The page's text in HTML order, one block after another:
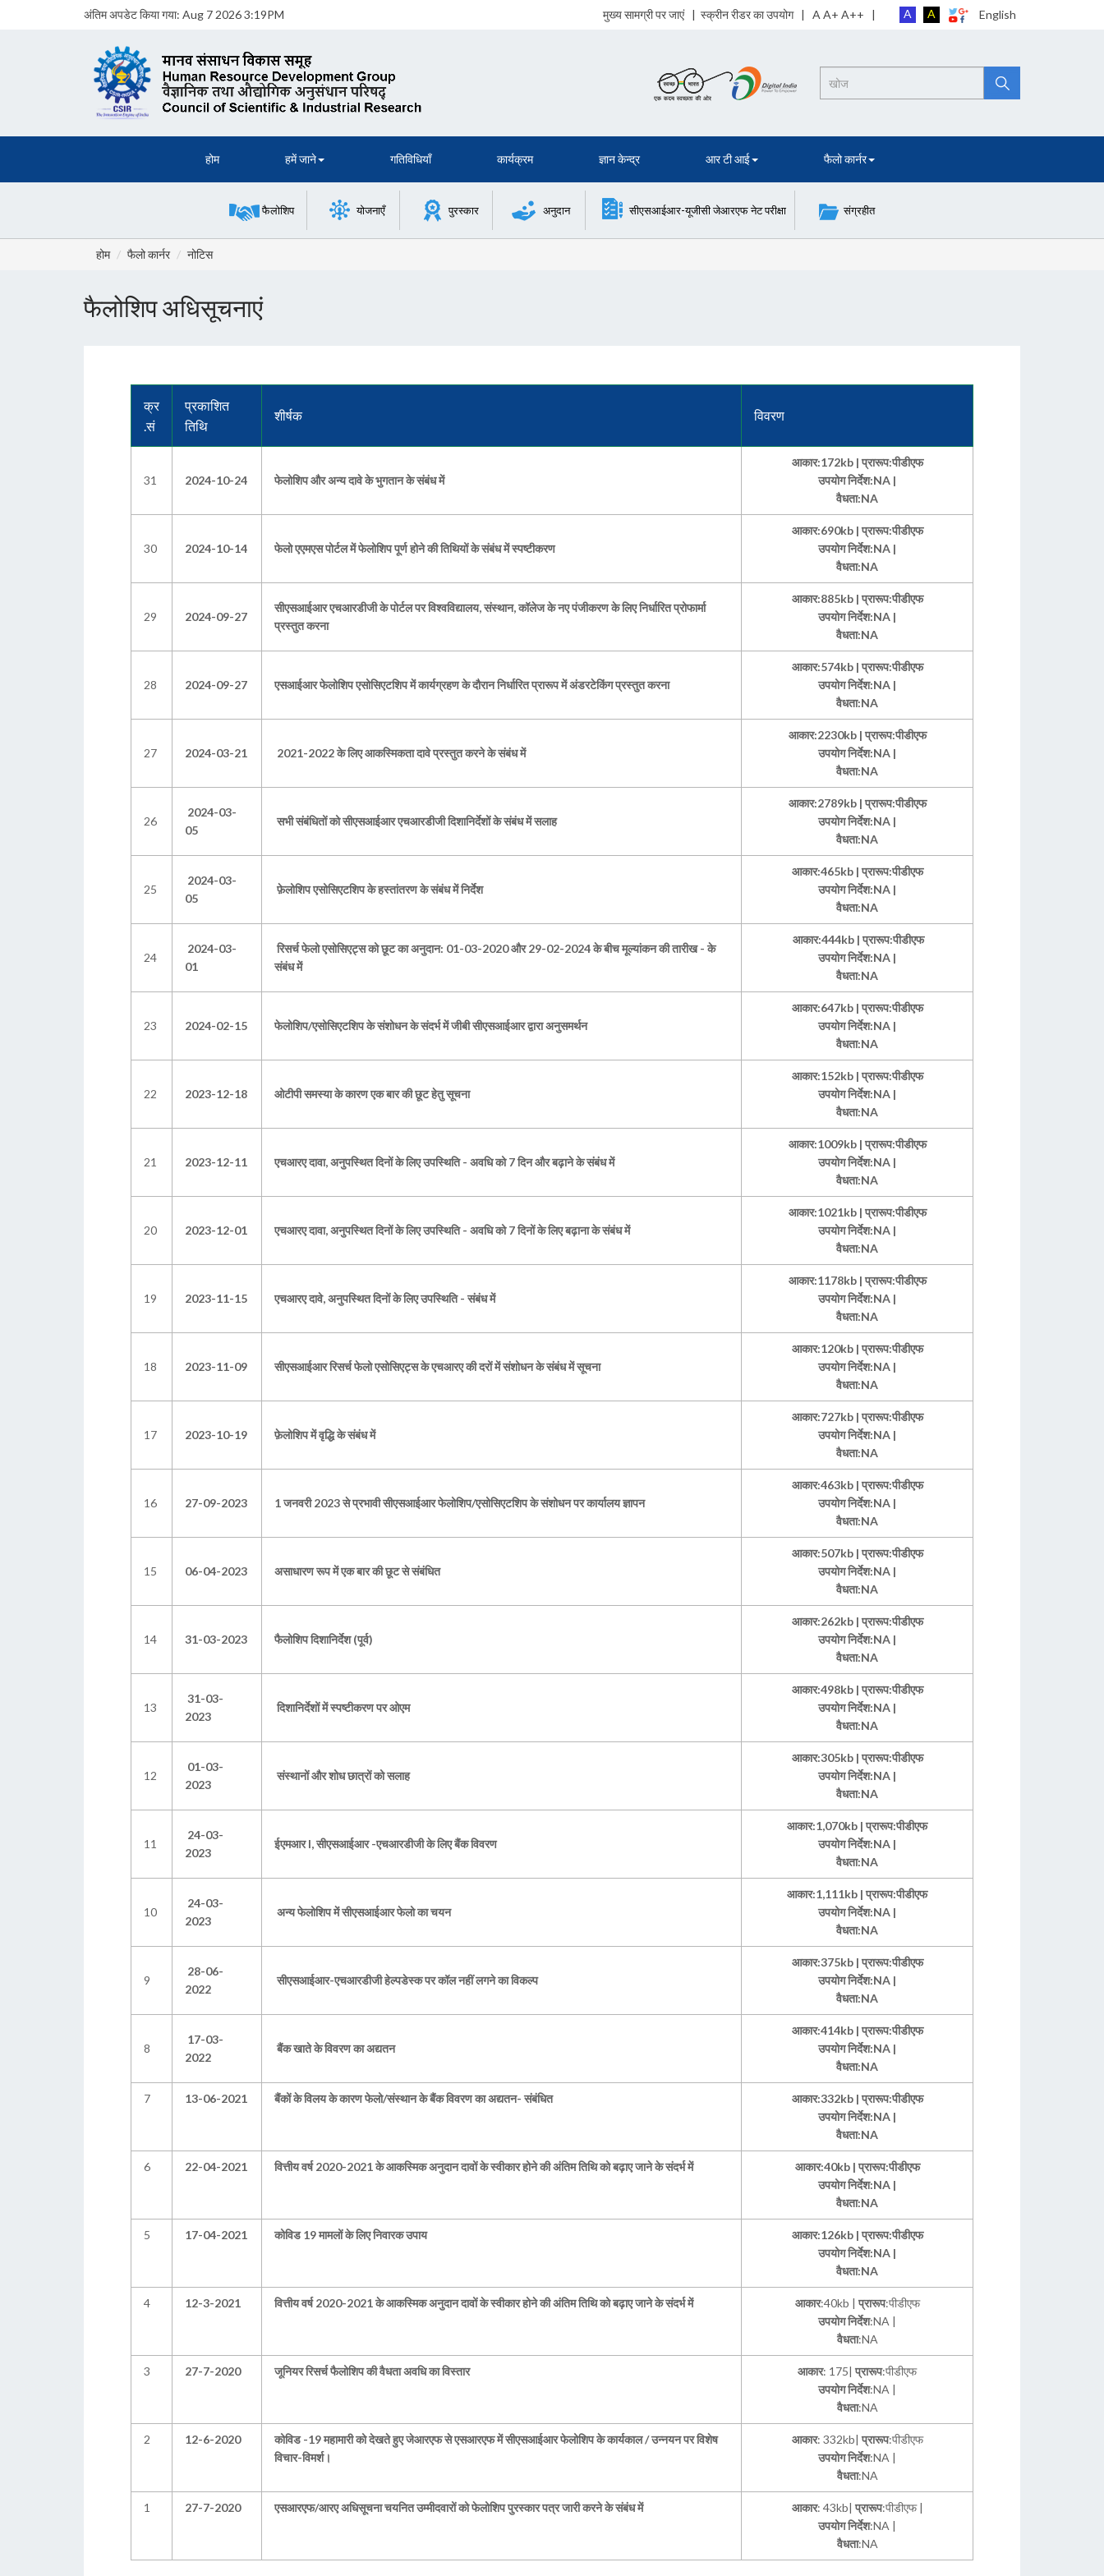
अंतिम अपडेट किया गया: Aug 7 2026 3:19PM मुख्य सामग्री पर जाएं| स्क्रीन रीडर का उपयोग| A A+ A++ | A A English
Search
होम हमें जाने गतिविधियाँ कार्यक्रम ज्ञान केन्द्र आर टी आई फैलो कार्नर
फैलोशिप योजनाएँ पुरस्कार अनुदान सीएसआईआर-यूजीसी जेआरएफ नेट परीक्षा संग्रहीत
होम फैलो कार्नर नोटिस
फैलोशिप अधिसूचनाएं
क्र
.सं
प्रकाशित
तिथि
शीर्षक विवरण
31 2024-10-24 फेलोशिप और अन्य दावे के भुगतान के संबंध में
आकार:172kb | प्रारूप:पीडीएफ
उपयोग निर्देश:NA |
वैधता:NA
30 2024-10-14 फेलो एएमएस पोर्टल में फेलोशिप पूर्ण होने की तिथियों के संबंध में स्पष्टीकरण
आकार:690kb | प्रारूप:पीडीएफ
उपयोग निर्देश:NA |
वैधता:NA
29 2024-09-27
सीएसआईआर एचआरडीजी के पोर्टल पर विश्वविद्यालय, संस्थान, कॉलेज के नए पंजीकरण के लिए निर्धारित प्रोफार्मा
प्रस्तुत करना
आकार:885kb | प्रारूप:पीडीएफ
उपयोग निर्देश:NA |
वैधता:NA
28 2024-09-27 एसआईआर फेलोशिप एसोसिएटशिप में कार्यग्रहण के दौरान निर्धारित प्रारूप में अंडरटेकिंग प्रस्तुत करना
आकार:574kb | प्रारूप:पीडीएफ
उपयोग निर्देश:NA |
वैधता:NA
27 2024-03-21 2021-2022 के लिए आकस्मिकता दावे प्रस्तुत करने के संबंध में
आकार:2230kb | प्रारूप:पीडीएफ
उपयोग निर्देश:NA |
वैधता:NA
26
2024-03-
05
सभी संबंधितों को सीएसआईआर एचआरडीजी दिशानिर्देशों के संबंध में सलाह
आकार:2789kb | प्रारूप:पीडीएफ
उपयोग निर्देश:NA |
वैधता:NA
25
2024-03-
05
फ़ेलोशिप एसोसिएटशिप के हस्तांतरण के संबंध में निर्देश
आकार:465kb | प्रारूप:पीडीएफ
उपयोग निर्देश:NA |
वैधता:NA
24
2024-03-
01
रिसर्च फेलो एसोसिएट्स को छूट का अनुदान: 01-03-2020 और 29-02-2024 के बीच मूल्यांकन की तारीख - के
संबंध में
आकार:444kb | प्रारूप:पीडीएफ
उपयोग निर्देश:NA |
वैधता:NA
23 2024-02-15 फेलोशिप/एसोसिएटशिप के संशोधन के संदर्भ में जीबी सीएसआईआर द्वारा अनुसमर्थन
आकार:647kb | प्रारूप:पीडीएफ
उपयोग निर्देश:NA |
वैधता:NA
22 2023-12-18 ओटीपी समस्या के कारण एक बार की छूट हेतु सूचना
आकार:152kb | प्रारूप:पीडीएफ
उपयोग निर्देश:NA |
वैधता:NA
21 2023-12-11 एचआरए दावा, अनुपस्थित दिनों के लिए उपस्थिति - अवधि को 7 दिन और बढ़ाने के संबंध में
आकार:1009kb | प्रारूप:पीडीएफ
उपयोग निर्देश:NA |
वैधता:NA
20 2023-12-01 एचआरए दावा, अनुपस्थित दिनों के लिए उपस्थिति - अवधि को 7 दिनों के लिए बढ़ाना के संबंध में
आकार:1021kb | प्रारूप:पीडीएफ
उपयोग निर्देश:NA |
वैधता:NA
19 2023-11-15 एचआरए दावे, अनुपस्थित दिनों के लिए उपस्थिति - संबंध में
आकार:1178kb | प्रारूप:पीडीएफ
उपयोग निर्देश:NA |
वैधता:NA
18 2023-11-09 सीएसआईआर रिसर्च फेलो एसोसिएट्स के एचआरए की दरों में संशोधन के संबंध में सूचना
आकार:120kb | प्रारूप:पीडीएफ
उपयोग निर्देश:NA |
वैधता:NA
17 2023-10-19 फ़ेलोशिप में वृद्धि के संबंध में
आकार:727kb | प्रारूप:पीडीएफ
उपयोग निर्देश:NA |
वैधता:NA
16 27-09-2023 1 जनवरी 2023 से प्रभावी सीएसआईआर फेलोशिप/एसोसिएटशिप के संशोधन पर कार्यालय ज्ञापन
आकार:463kb | प्रारूप:पीडीएफ
उपयोग निर्देश:NA |
वैधता:NA
15 06-04-2023 असाधारण रूप में एक बार की छूट से संबंधित
आकार:507kb | प्रारूप:पीडीएफ
उपयोग निर्देश:NA |
वैधता:NA
14 31-03-2023 फैलोशिप दिशानिर्देश (पूर्व)
आकार:262kb | प्रारूप:पीडीएफ
उपयोग निर्देश:NA |
वैधता:NA
13
31-03-
2023
दिशानिर्देशों में स्पष्टीकरण पर ओएम
आकार:498kb | प्रारूप:पीडीएफ
उपयोग निर्देश:NA |
वैधता:NA
12
01-03-
2023
संस्थानों और शोध छात्रों को सलाह
आकार:305kb | प्रारूप:पीडीएफ
उपयोग निर्देश:NA |
वैधता:NA
11
24-03-
2023
ईएमआर I, सीएसआईआर -एचआरडीजी के लिए बैंक विवरण
आकार:1,070kb | प्रारूप:पीडीएफ
उपयोग निर्देश:NA |
वैधता:NA
10
24-03-
2023
अन्य फेलोशिप में सीएसआईआर फेलो का चयन
आकार:1,111kb | प्रारूप:पीडीएफ
उपयोग निर्देश:NA |
वैधता:NA
9
28-06-
2022
सीएसआईआर-एचआरडीजी हेल्पडेस्क पर कॉल नहीं लगने का विकल्प
आकार:375kb | प्रारूप:पीडीएफ
उपयोग निर्देश:NA |
वैधता:NA
8
17-03-
2022
बैंक खाते के विवरण का अद्यतन
आकार:414kb | प्रारूप:पीडीएफ
उपयोग निर्देश:NA |
वैधता:NA
7 13-06-2021 बैंकों के विलय के कारण फेलो/संस्थान के बैंक विवरण का अद्यतन- संबंधित
आकार:332kb | प्रारूप:पीडीएफ
उपयोग निर्देश:NA |
वैधता:NA
6 22-04-2021 वित्तीय वर्ष 2020-2021 के आकस्मिक अनुदान दावों के स्वीकार होने की अंतिम तिथि को बढ़ाए जाने के संदर्भ में
आकार:40kb | प्रारूप:पीडीएफ
उपयोग निर्देश:NA |
वैधता:NA
5 17-04-2021 कोविड 19 मामलों के लिए निवारक उपाय
आकार:126kb | प्रारूप:पीडीएफ
उपयोग निर्देश:NA |
वैधता:NA
4 12-3-2021 वित्तीय वर्ष 2020-2021 के आकस्मिक अनुदान दावों के स्वीकार होने की अंतिम तिथि को बढ़ाए जाने के संदर्भ में आकार:40kb | प्रारूप:पीडीएफ
उपयोग निर्देश:NA |
वैधता:NA
3 27-7-2020 जूनियर रिसर्च फैलोशिप की वैधता अवधि का विस्तार आकार: 175| प्रारूप:पीडीएफ
उपयोग निर्देश:NA |
वैधता:NA
2 12-6-2020
कोविड -19 महामारी को देखते हुए जेआरएफ से एसआरएफ में सीएसआईआर फेलोशिप के कार्यकाल / उन्नयन पर विशेष
विचार-विमर्श।
आकार: 332kb| प्रारूप:पीडीएफ
उपयोग निर्देश:NA |
वैधता:NA
1 27-7-2020 एसआरएफ/आरए अधिसूचना चयनित उम्मीदवारों को फेलोशिप पुरस्कार पत्र जारी करने के संबंध में आकार: 43kb| प्रारूप:पीडीएफ |
उपयोग निर्देश:NA |
वैधता:NA